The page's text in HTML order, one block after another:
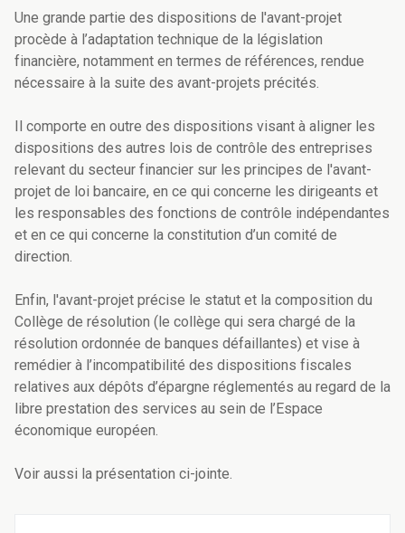
Une grande partie des dispositions de l'avant-projet
procède à l’adaptation technique de la législation
financière, notamment en termes de références, rendue
nécessaire à la suite des avant-projets précités.
Il comporte en outre des dispositions visant à aligner les
dispositions des autres lois de contrôle des entreprises
relevant du secteur financier sur les principes de l'avant-
projet de loi bancaire, en ce qui concerne les dirigeants et
les responsables des fonctions de contrôle indépendantes
et en ce qui concerne la constitution d’un comité de
direction.
Enfin, l'avant-projet précise le statut et la composition du
Collège de résolution (le collège qui sera chargé de la
résolution ordonnée de banques défaillantes) et vise à
remédier à l’incompatibilité des dispositions fiscales
relatives aux dépôts d’épargne réglementés au regard de la
libre prestation des services au sein de l’Espace
économique européen.
Voir aussi la présentation ci-jointe.